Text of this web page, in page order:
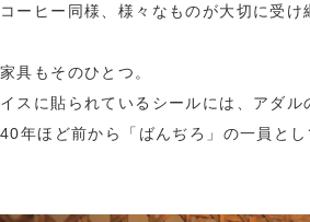
コーヒー同様、様々なものが大切に受け
家具もそのひとつ。
イスに貼られているシールには、アダ
40年ほど前から「ばんぢろ」の一員と